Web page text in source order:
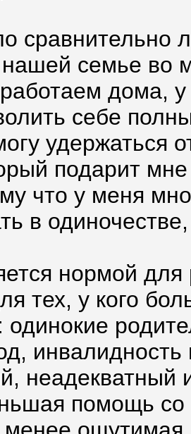
сравнительно
нашей семье во
дома,
себе
удержаться
подарит
что у меня
в
нормой
тех, у кого
неадекватный
помощь со